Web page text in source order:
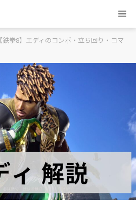
【鉄拳8】エディのコンボ・立ち回り・コマ